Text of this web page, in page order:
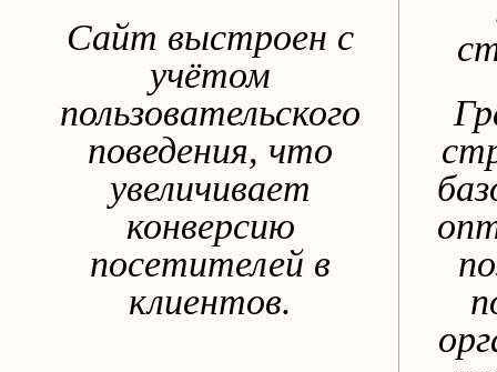
Сайт выстроен с
учётом
пользовательского
поведения, что
увеличивает
конверсию
посетителей в
клиентов.